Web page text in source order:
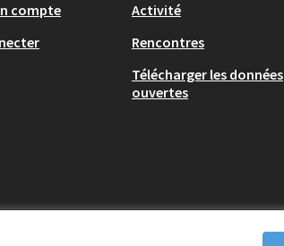
compte
Activité
Rencontres
Télécharger les données
ouvertes